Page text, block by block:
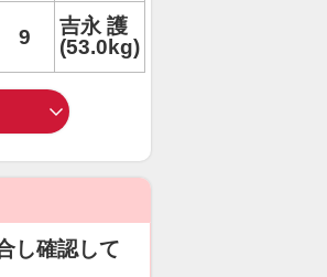
9
吉永 護
(53.0kg)
し確認して